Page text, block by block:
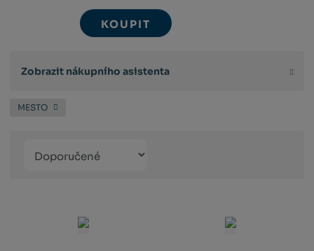
KOUPIT
Zobrazit nákupního asistenta
MESTO
produktů